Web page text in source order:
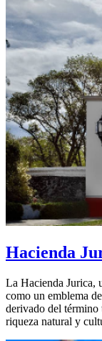
Hacienda
La Hacienda Jurica,
como un emblema
derivado del término
riqueza natural y